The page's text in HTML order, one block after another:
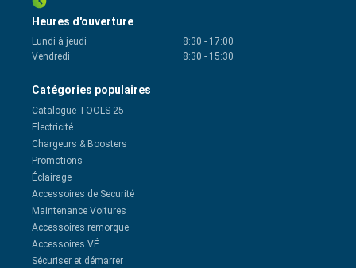
Heures d'ouverture
Lundi à jeudi 8:30 - 17:00
Vendredi
8:30 - 15:30
Catégories populaires
Catalogue TOOLS 25
Electricité
Chargeurs & Boosters
Promotions
Éclairage
Accessoires de Securité
Maintenance Voitures
Accessoires remorque
Accessoires VÉ
Sécuriser et démarrer